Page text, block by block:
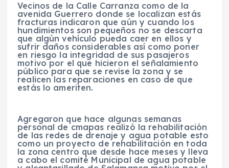
Vecinos de la Calle Carranza como de la
avenida Guerrero donde se localizan estás
fracturas indicaron que aún y cuando los
hundimientos son pequeños no se descarta
que algún vehículo pueda caer en ellos y
sufrir daños considerables así como poner
en riesgo la integridad de sus pasajeros
motivo por el que hicieron el señalamiento
público para que se revise la zona y se
realicen las reparaciones en caso de que
estás lo ameriten.
Agregaron que hace algunas semanas
personal de cmapas realizó la rehabilitación
de las redes de drenaje y agua potable esto
como un proyecto de rehabilitación en toda
la zona centro que desde hace meses y lleva
a cabo el comité Municipal de agua potable